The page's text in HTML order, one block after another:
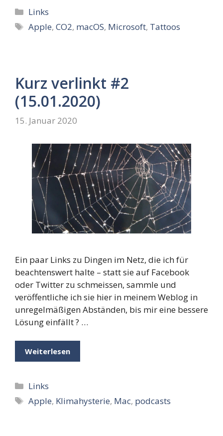
Kategorien
Links
Schlagwörter
Apple,CO2, macOS, Microsoft, Tattoos
Kurz verlinkt #2
(15.01.2020)
15. Januar 2020
Ein paar Links zu Dingen im Netz, die ich für
beachtenswert halte – statt sie auf Facebook
oder Twitter zu schmeissen, sammle und
veröffentliche ich sie hier in meinem Weblog in
unregelmäßigen Abständen, bis mir eine bessere
Lösung einfällt ? …
Weiterlesen
Kategorien
Links
Schlagwörter
Apple, Klimahysterie, Mac, podcasts